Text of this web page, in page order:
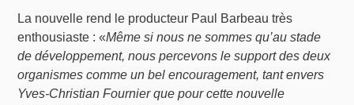
La nouvelle rend le producteur Paul Barbeau très
enthousiaste : «Même si nous ne sommes qu’au stade
de développement, nous percevons le support des deux
organismes comme un bel encouragement, tant envers
Yves-Christian Fournier que pour cette nouvelle